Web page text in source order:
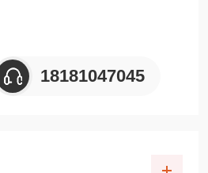
18181047045